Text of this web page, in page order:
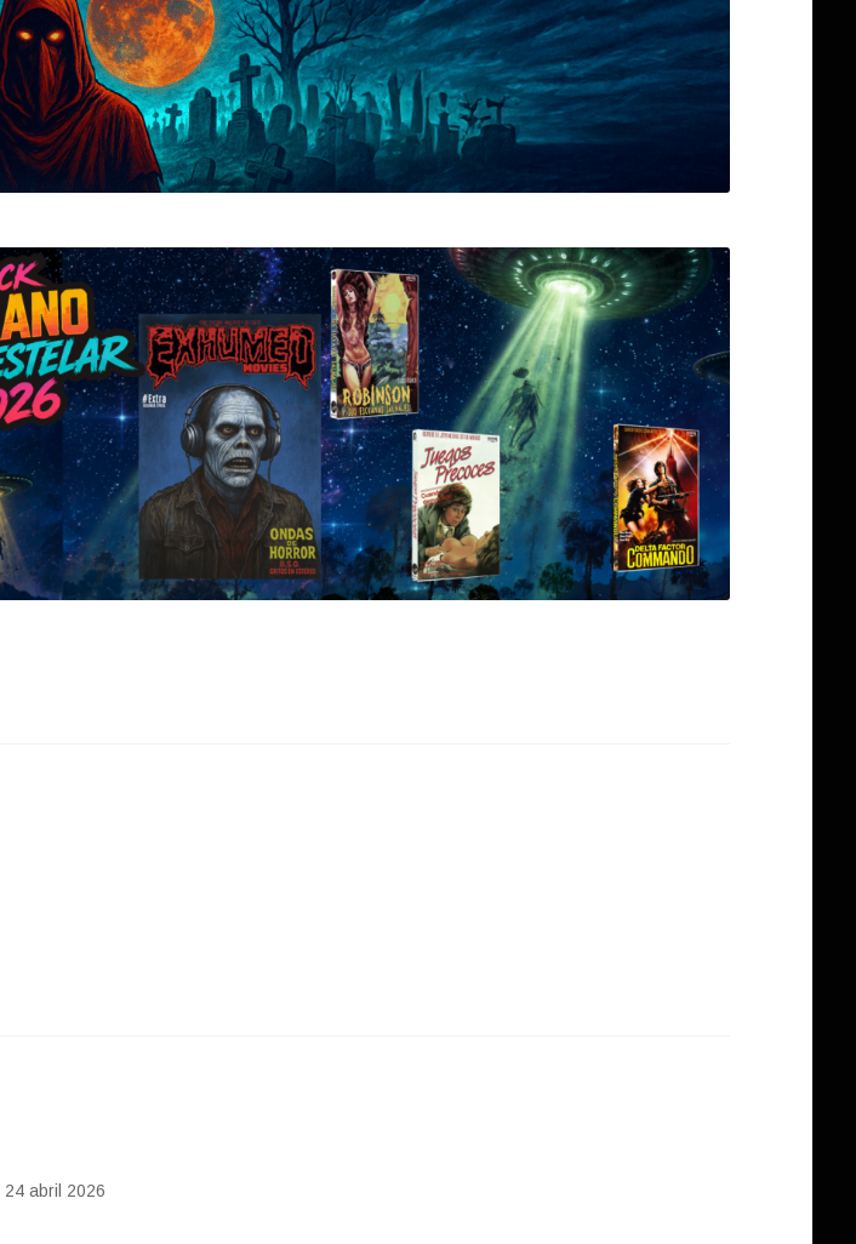
24 abril 2026